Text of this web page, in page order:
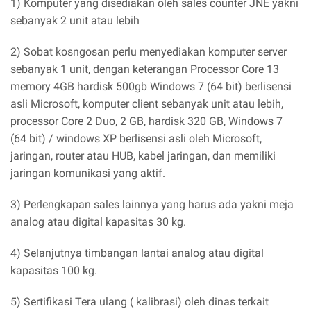
1) Komputer yang disediakan oleh sales counter JNE yakni
sebanyak 2 unit atau lebih
2) Sobat kosngosan perlu menyediakan komputer server
sebanyak 1 unit, dengan keterangan Processor Core 13
memory 4GB hardisk 500gb Windows 7 (64 bit) berlisensi
asli Microsoft, komputer client sebanyak unit atau lebih,
processor Core 2 Duo, 2 GB, hardisk 320 GB, Windows 7
(64 bit) / windows XP berlisensi asli oleh Microsoft,
jaringan, router atau HUB, kabel jaringan, dan memiliki
jaringan komunikasi yang aktif.
3) Perlengkapan sales lainnya yang harus ada yakni meja
analog atau digital kapasitas 30 kg.
4) Selanjutnya timbangan lantai analog atau digital
kapasitas 100 kg.
5) Sertifikasi Tera ulang ( kalibrasi) oleh dinas terkait